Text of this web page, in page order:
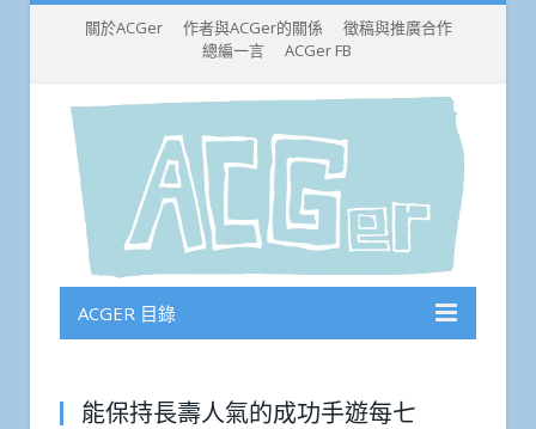
關於ACGer 作者與ACGer的關係
徵稿與推廣合作
總編一言
ACGer FB
ACGER 目錄
能保持長壽人氣的成功手遊每七